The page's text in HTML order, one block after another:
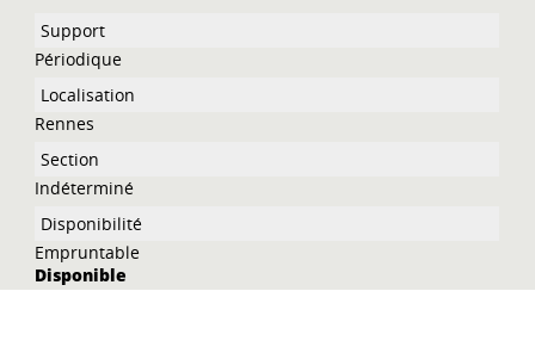
Périodique
Rennes
Indéterminé
Empruntable
Disponible